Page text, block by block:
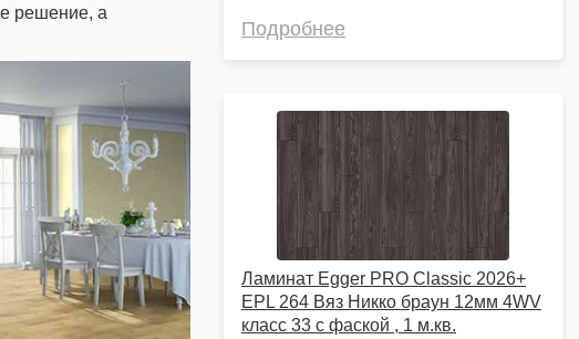
решение, а
Подробнее
Ламинат Egger PRO Classic 2026+
EPL 264 Вяз Никко браун 12мм 4WV
класс 33 с фаской , 1 м.кв.